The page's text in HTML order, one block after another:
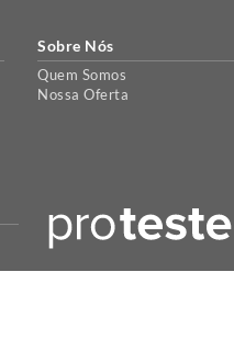
Sobre Nós
Quem Somos
Nossa Oferta